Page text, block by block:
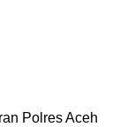
Polres Aceh